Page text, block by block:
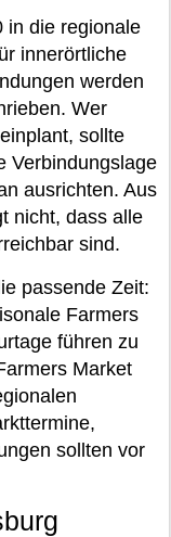
in die regionale
innerörtliche
werden
Wer
sollte
Verbindungslage
ausrichten. Aus
nicht, dass alle
sind.
passende Zeit:
Farmers
führen zu
Market
sollten vor